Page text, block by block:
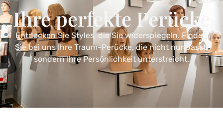
Ihre perfekte Perücke
Entdecken Sie Styles, die Sie widerspiegeln. Finden
Sie bei uns Ihre Traum-Perücke, die nicht nur passt,
sondern Ihre Persönlichkeit unterstreicht.